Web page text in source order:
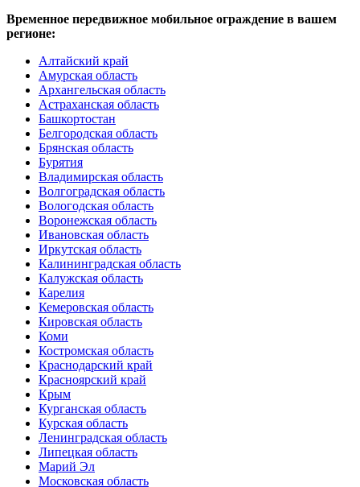
Временное передвижное мобильное ограждение в вашем
регионе:
Алтайский край
Амурская область
Архангельская область
Астраханская область
Башкортостан
Белгородская область
Брянская область
Бурятия
Владимирская область
Волгоградская область
Вологодская область
Воронежская область
Ивановская область
Иркутская область
Калининградская область
Калужская область
Карелия
Кемеровская область
Кировская область
Коми
Костромская область
Краснодарский край
Красноярский край
Крым
Курганская область
Курская область
Ленинградская область
Липецкая область
Марий Эл
Московская область